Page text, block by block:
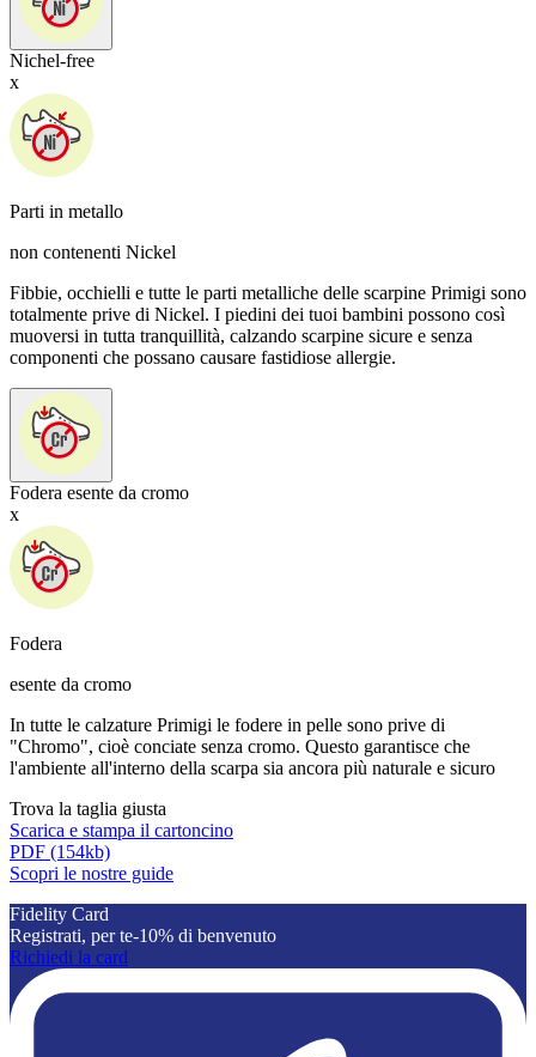
Nichel-free
x
Parti in metallo
non contenenti Nickel
Fibbie, occhielli e tutte le parti metalliche delle scarpine Primigi sono
totalmente prive di Nickel. I piedini dei tuoi bambini possono così
muoversi in tutta tranquillità, calzando scarpine sicure e senza
componenti che possano causare fastidiose allergie.
Fodera esente da cromo
x
Fodera
esente da cromo
In tutte le calzature Primigi le fodere in pelle sono prive di
"Chromo", cioè conciate senza cromo. Questo garantisce che
l'ambiente all'interno della scarpa sia ancora più naturale e sicuro
Trova la taglia giusta
Scarica e stampa il cartoncino
PDF (154kb)
Scopri le nostre guide
Fidelity Card
Registrati, per te-10% di benvenuto
Richiedi la card